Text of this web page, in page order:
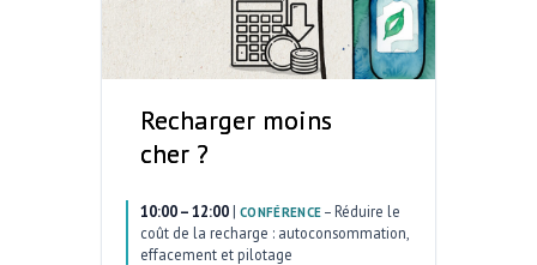
Recharger moins
cher ?
10:00 – 12:00 | CONFÉRENCE – Réduire le
coût de la recharge : autoconsommation,
effacement et pilotage